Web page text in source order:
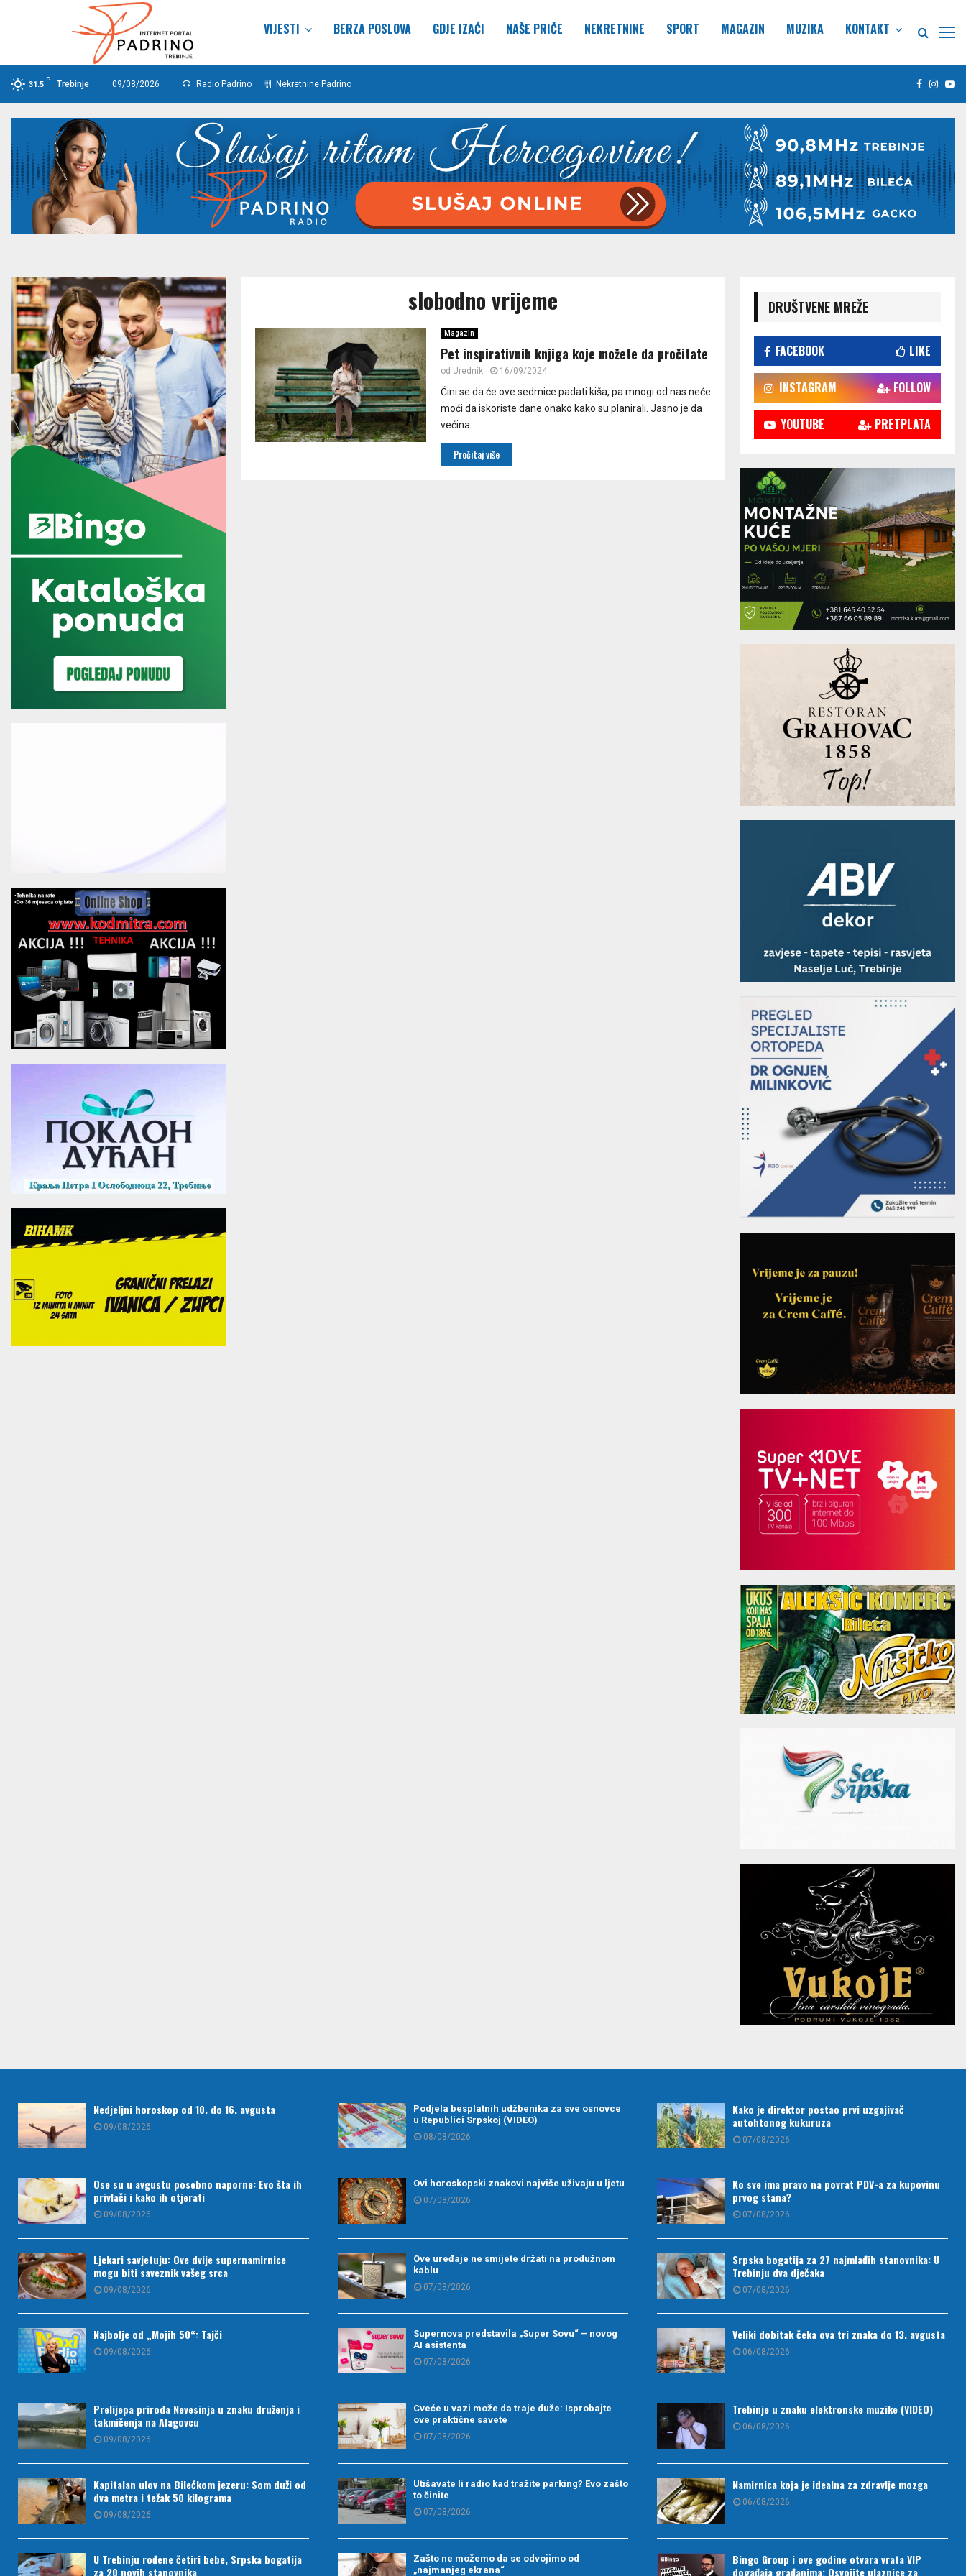
VIJESTI BERZA POSLOVA GDJE IZAĆI NAŠE PRIČE NEKRETNINE SPORT MAGAZIN MUZIKA KONTAKT
31.5
C
Trebinje 09/08/2026 Radio Padrino Nekretnine Padrino Facebook
slobodno vrijeme
Magazin
Pet inspirativnih knjiga koje možete da pročitate
od Urednik 16/09/2024
Čini se da će ove sedmice padati kiša, pa mnogi od nas neće
moći da iskoriste dane onako kako su planirali. Jasno je da
većina...
Pročitaj više
DRUŠTVENE MREŽE
FACEBOOK LIKE
INSTAGRAM FOLLOW
YOUTUBE PRETPLATA
Nedjeljni horoskop od 10. do 16. avgusta
09/08/2026
Ose su u avgustu posebno naporne: Evo šta ih
privlači i kako ih otjerati
09/08/2026
Ljekari savjetuju: Ove dvije supernamirnice
mogu biti saveznik vašeg srca
09/08/2026
Najbolje od „Mojih 50“: Tajči
09/08/2026
Prelijepa priroda Nevesinja u znaku druženja i
takmičenja na Alagovcu
09/08/2026
Kapitalan ulov na Bilećkom jezeru: Som duži od
dva metra i težak 50 kilograma
09/08/2026
U Trebinju rođene četiri bebe, Srpska bogatija
za 20 novih stanovnika
Podjela besplatnih udžbenika za sve osnovce
u Republici Srpskoj (VIDEO)
08/08/2026
Ovi horoskopski znakovi najviše uživaju u ljetu
07/08/2026
Ove uređaje ne smijete držati na produžnom
kablu
07/08/2026
Supernova predstavila „Super Sovu“ – novog
AI asistenta
07/08/2026
Cveće u vazi može da traje duže: Isprobajte
ove praktične savete
07/08/2026
Utišavate li radio kad tražite parking? Evo zašto
to činite
07/08/2026
Zašto ne možemo da se odvojimo od
„najmanjeg ekrana“
Kako je direktor postao prvi uzgajivač
autohtonog kukuruza
07/08/2026
Ko sve ima pravo na povrat PDV-a za kupovinu
prvog stana?
07/08/2026
Srpska bogatija za 27 najmlađih stanovnika: U
Trebinju dva dječaka
07/08/2026
Veliki dobitak čeka ova tri znaka do 13. avgusta
06/08/2026
Trebinje u znaku elektronske muzike (VIDEO)
06/08/2026
Namirnica koja je idealna za zdravlje mozga
06/08/2026
Bingo Group i ove godine otvara vrata VIP
događaja građanima: Osvojite ulaznice za